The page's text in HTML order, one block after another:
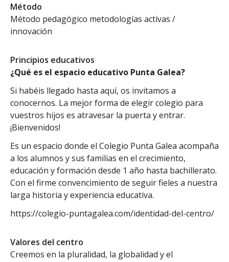
Método
Método pedagógico metodologías activas /
innovación
Principios educativos
¿Qué es el espacio educativo Punta Galea?
Si habéis llegado hasta aquí, os invitamos a
conocernos. La mejor forma de elegir colegio para
vuestros hijos es atravesar la puerta y entrar.
¡Bienvenidos!
Es un espacio donde el Colegio Punta Galea acompaña
a los alumnos y sus familias en el crecimiento,
educación y formación desde 1 año hasta bachillerato.
Con el firme convencimiento de seguir fieles a nuestra
larga historia y experiencia educativa.
https://colegio-puntagalea.com/identidad-del-centro/
Valores del centro
Creemos en la pluralidad, la globalidad y el